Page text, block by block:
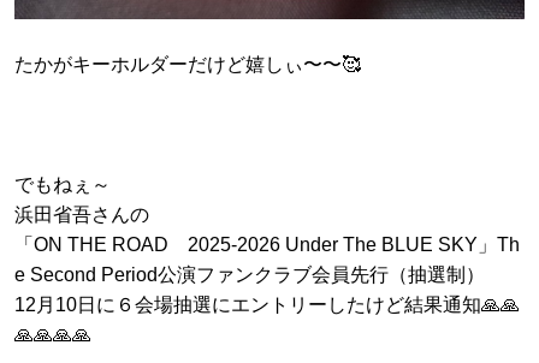
たかがキーホルダーだけど嬉しぃ〜〜🥰
でもねぇ～
浜田省吾さんの
「ON THE ROAD 2025-2026 Under The BLUE SKY」Th
e Second Period公演ファンクラブ会員先行（抽選制）
12月10日に６会場抽選にエントリーしたけど結果通知🙏🙏
🙏🙏🙏🙏